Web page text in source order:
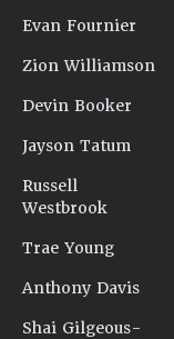
Evan Fournier
Zion Williamson
Devin Booker
Jayson Tatum
Russell
Westbrook
Trae Young
Anthony Davis
Shai Gilgeous-